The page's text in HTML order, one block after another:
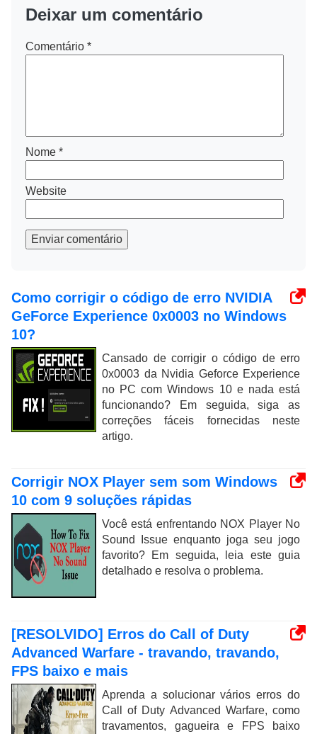
Deixar um comentário
Comentário *
Nome *
Website
Enviar comentário
Como corrigir o código de erro NVIDIA
GeForce Experience 0x0003 no Windows
10?
Cansado de corrigir o código de erro
0x0003 da Nvidia Geforce Experience
no PC com Windows 10 e nada está
funcionando? Em seguida, siga as
correções fáceis fornecidas neste
artigo.
Corrigir NOX Player sem som Windows
10 com 9 soluções rápidas
Você está enfrentando NOX Player No
Sound Issue enquanto joga seu jogo
favorito? Em seguida, leia este guia
detalhado e resolva o problema.
[RESOLVIDO] Erros do Call of Duty
Advanced Warfare - travando, travando,
FPS baixo e mais
Aprenda a solucionar vários erros do
Call of Duty Advanced Warfare, como
travamentos, gagueira e FPS baixo